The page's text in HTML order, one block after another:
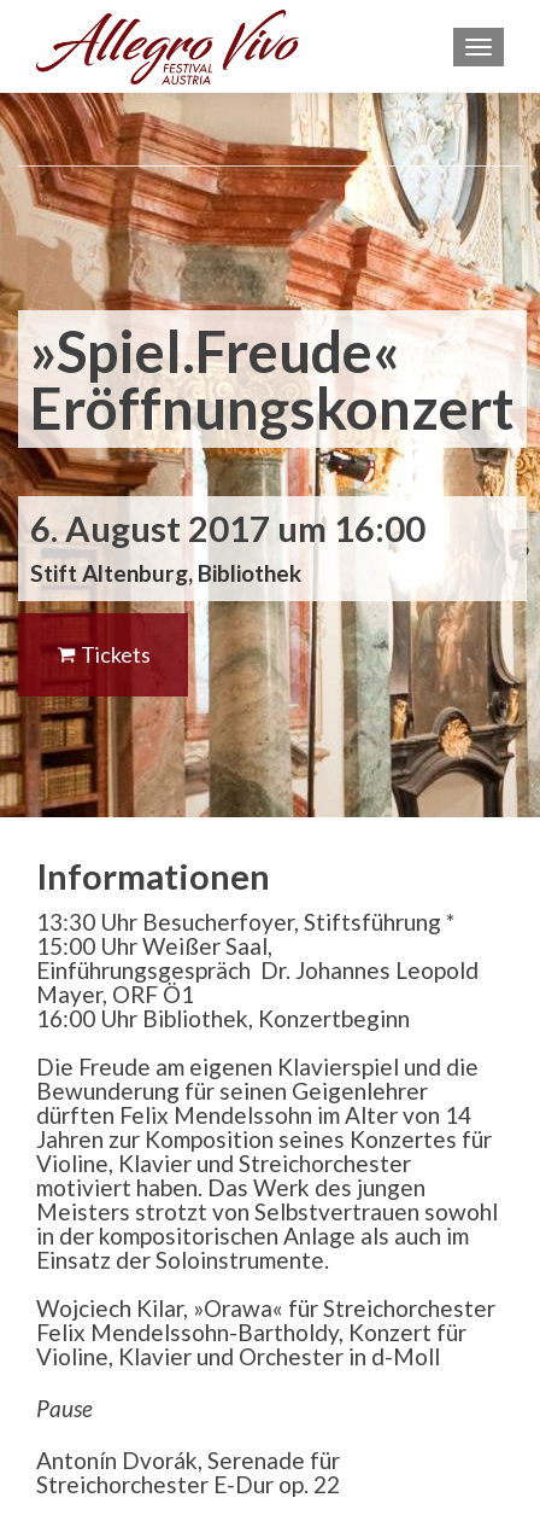
»Spiel.Freude«
Eröffnungskonzert
6. August 2017 um 16:00
Stift Altenburg, Bibliothek
Tickets
Informationen
13:30 Uhr Besucherfoyer, Stiftsführung *
15:00 Uhr Weißer Saal,
Einführungsgespräch Dr. Johannes Leopold
Mayer, ORF Ö1
16:00 Uhr Bibliothek, Konzertbeginn
Die Freude am eigenen Klavierspiel und die
Bewunderung für seinen Geigenlehrer
dürften Felix Mendelssohn im Alter von 14
Jahren zur Komposition seines Konzertes für
Violine, Klavier und Streichorchester
motiviert haben. Das Werk des jungen
Meisters strotzt von Selbstvertrauen sowohl
in der kompositorischen Anlage als auch im
Einsatz der Soloinstrumente.
Wojciech Kilar, »Orawa« für Streichorchester
Felix Mendelssohn-Bartholdy, Konzert für
Violine, Klavier und Orchester in d-Moll
Pause
Antonín Dvorák, Serenade für
Streichorchester E-Dur op. 22